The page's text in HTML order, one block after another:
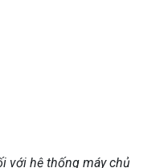
với hệ thống máy chủ